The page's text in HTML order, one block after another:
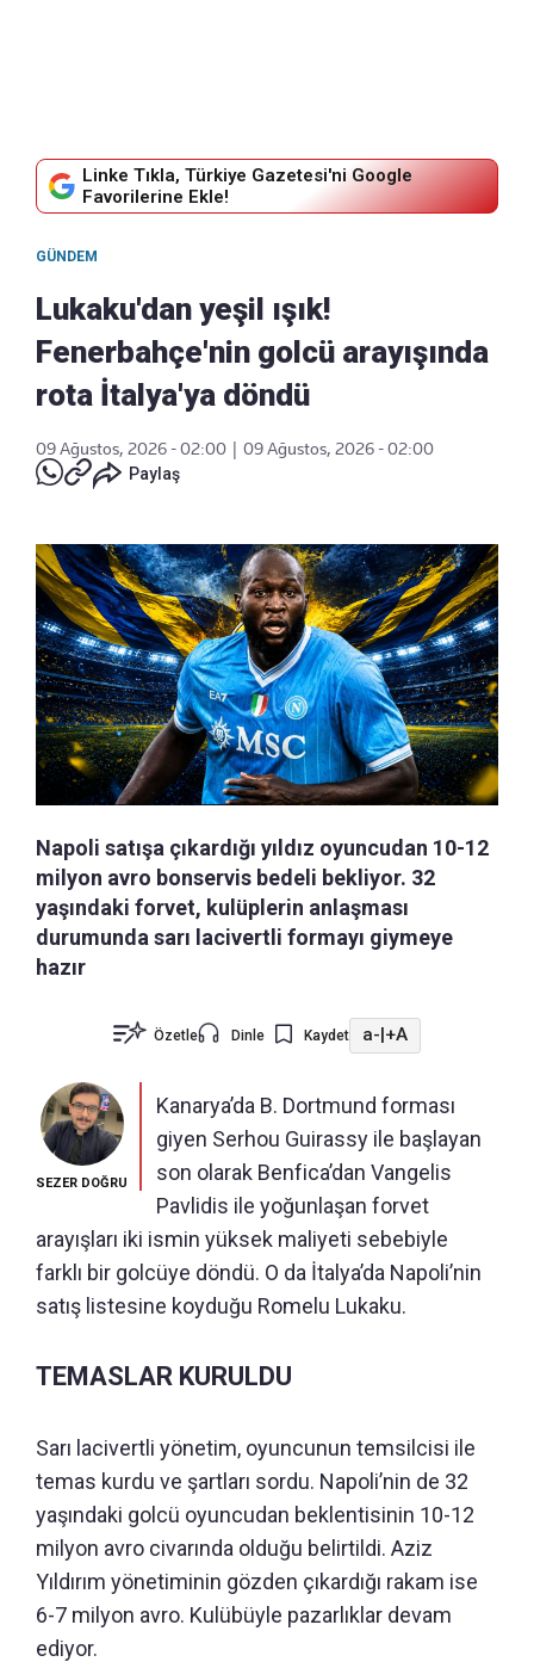
Linke Tıkla, Türkiye Gazetesi'ni Google
Favorilerine Ekle!
GÜNDEM
Lukaku'dan yeşil ışık!
Fenerbahçe'nin golcü arayışında
rota İtalya'ya döndü
09 Ağustos, 2026 - 02:00
09 Ağustos, 2026 - 02:00
Paylaş
Napoli satışa çıkardığı yıldız oyuncudan 10-12
milyon avro bonservis bedeli bekliyor. 32
yaşındaki forvet, kulüplerin anlaşması
durumunda sarı lacivertli formayı giymeye
hazır
Özetle Dinle Kaydet a-|+A
SEZER DOĞRU
Kanarya’da B. Dortmund forması
giyen Serhou Guirassy ile başlayan
son olarak Benfica’dan Vangelis
Pavlidis ile yoğunlaşan forvet
arayışları iki ismin yüksek maliyeti sebebiyle
farklı bir golcüye döndü. O da İtalya’da Napoli’nin
satış listesine koyduğu Romelu Lukaku.
TEMASLAR KURULDU
Sarı lacivertli yönetim, oyuncunun temsilcisi ile
temas kurdu ve şartları sordu. Napoli’nin de 32
yaşındaki golcü oyuncudan beklentisinin 10-12
milyon avro civarında olduğu belirtildi. Aziz
Yıldırım yönetiminin gözden çıkardığı rakam ise
6-7 milyon avro. Kulübüyle pazarlıklar devam
ediyor.